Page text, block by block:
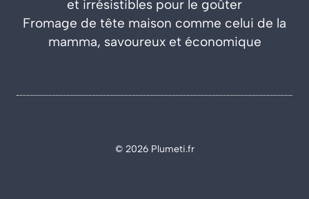
et irrésistibles pour le goûter
Fromage de tête maison comme celui de la
mamma, savoureux et économique
© 2026 Plumeti.fr